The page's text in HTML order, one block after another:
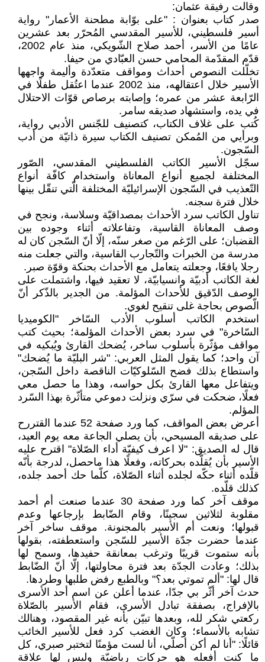
وقالت رفيقة عثمان:
صدر كتاب بعنوان : "على بوّابة مطحنة الأعمار" رواية
أسير فلسطيني، للأسير المقدسي المُحرّر بعد عشرين
عامًا من الأسر، أحمد صلاح الشّويكي، منذ عام 2002،
قدّم المقدّمة المحامي حسن العبّادي من حيفا.
تخلّلت النصوص أحداث ومواقف متعدّدة وأليمة واجهها
الأسير خلال اعتقالهه، منذ 2002 عندما اعتُقل طفلًا في
الرّابعة عشر من عمره؛ وإصابته برصاص قوّات الاحتلال
في يده، واستشهاد صديقه سامر.
كُتب على غلاف الكتاب، كتصنيف للجّنس الأدبي رواية،
وبرأيي من المُمكن تصنيف الكتاب سيرة ذاتيّة من أدب
السّجون.
سجّل الأسير الكاتب الفلسطيني المقدسي، الصّور
المختلفة لجميع أنواع المعاناة واستخدام كافّة أنواع
التّعذيب في السّجون الإسرائيليّة المختلفة الّتي تنقّل بينها
خلال فترة سجنه.
تناول الكاتب سرد الأحداث بمصداقيّة وسلاسة، ونجح في
وصف المعاناة القاسية، وتفاعلاته أثناء وجوده بين
القضبان؛ على الرّغم من صغر سنّه، إلّا أنّ السّجن كان له
مدرسة من الخبرات والتّجارب القاسية، والتي جعلت منه
رجلا يافعًا، وجعلته يتعامل مع الأحداث بحنكة وقوّة صبر.
لغة الكاتب أدبيّة وانسيابيّة، لا تعقيد فيها، واشتملت على
الوصف الدّقيق للأحداث المؤلمة. من الجدير بالذّكر أنّ
الّصوص بحاجة غلى تنقيح لغوي.
استخدم الكاتب أسلوب الأدب السّاخر "الكوميديا
السّاخرة" في سرد بعض الأحداث المؤلمة؛ بحيث كتب
مواقف مؤثّرة بأسلوب ساخر، يُضحك القارئ ويُبكيه في
آن واحد؛ كما يقول المثل العربي: "شر البليّة ما يُضحك"
واستطاع بذلك فضح السّلوكيّات الناقصة داخل السّجن،
ويتفاعل معها القارئ بكل حواسه، وهذا ما حصل معي
فعلًا، ضحكت في سرّي ونزلت دموعي متأثّرة بهذا السّرد
المؤلم.
أعرض بعض المواقف، كما ورد صفحة 52 عندما القتررح
على صديقه المسيحي، بأن يصلي الجاعة معه يوم العيد،
قال له الصديق: "لا اعرف كيفيّة أداء الصّلاة" اقترح عليه
الأسير بأن يُقلّده بحركاته، وفعلًا هذا ماحصل، لدرجة بأنّه
قلّده أثناء حكّه لجلده أثناء الصّلاة، كلّما حك أحمد جلده،
كذلك قلّده.
موقف آخر كما ورد صفحة 30 عندما صنعت أم أحمد
مقلوبة لثلاثين سجينًا، وقام الضّابط بإرجاعها وعدم
قبولها؛ ونعت أم الأسير بالمجنونة. موقف ساخر آخر
عندما حضرت جدّة الأسير للسّجن واستعطفته، بقولها
بأنه ستموت قريبًا وترغب بمعانقة حفيدها، وسمح لها
بذلك؛ وعادت الجدّة بعد فترة محاولتها، إلّا أنّ الضّابط
قال لها: "ألم تموتي بعد؟" وبالطبع رفض طلبها وطردها.
حدث آخر أثّر بي جدّا، عندما أعلن عن اسم أحد الأسرى
بالإفراج، بصفقة تبادل الأسرى، فقام الأسير بالصّلاة
ركعتي شكر لله، وبعدها تبيّن بأنه غير المقصود، وهنالك
تشابه بالأسماء؛ وكان الغضب كرد فعل للأسير الخائب
قائلًا: "أنا لم أكن أصلّي، أنا لست مؤمنًا لتختبر صبري، كل
ما كنت أفعله هو حركات رياضيّة وليس لها علاقة